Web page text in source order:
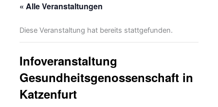
« Alle Veranstaltungen
Diese Veranstaltung hat bereits stattgefunden.
Infoveranstaltung
Gesundheitsgenossenschaft in
Katzenfurt